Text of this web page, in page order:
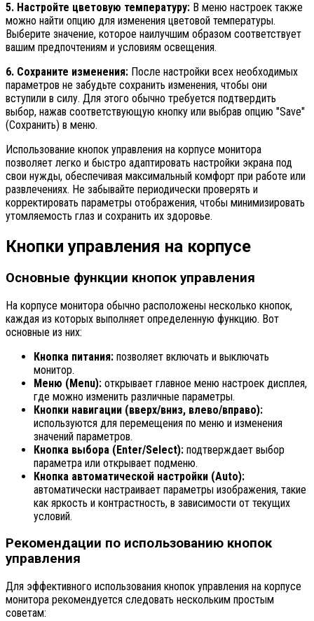
5. Настройте цветовую температуру: В меню настроек также
можно найти опцию для изменения цветовой температуры.
Выберите значение, которое наилучшим образом соответствует
вашим предпочтениям и условиям освещения.
6. Сохраните изменения: После настройки всех необходимых
параметров не забудьте сохранить изменения, чтобы они
вступили в силу. Для этого обычно требуется подтвердить
выбор, нажав соответствующую кнопку или выбрав опцию "Save"
(Сохранить) в меню.
Использование кнопок управления на корпусе монитора
позволяет легко и быстро адаптировать настройки экрана под
свои нужды, обеспечивая максимальный комфорт при работе или
развлечениях. Не забывайте периодически проверять и
корректировать параметры отображения, чтобы минимизировать
утомляемость глаз и сохранить их здоровье.
Кнопки управления на корпусе
Основные функции кнопок управления
На корпусе монитора обычно расположены несколько кнопок,
каждая из которых выполняет определенную функцию. Вот
основные из них:
Кнопка питания: позволяет включать и выключать
монитор.
Меню (Menu): открывает главное меню настроек дисплея,
где можно изменить различные параметры.
Кнопки навигации (вверх/вниз, влево/вправо):
используются для перемещения по меню и изменения
значений параметров.
Кнопка выбора (Enter/Select): подтверждает выбор
параметра или открывает подменю.
Кнопка автоматической настройки (Auto):
автоматически настраивает параметры изображения, такие
как яркость и контрастность, в зависимости от текущих
условий.
Рекомендации по использованию кнопок
управления
Для эффективного использования кнопок управления на корпусе
монитора рекомендуется следовать нескольким простым
советам: